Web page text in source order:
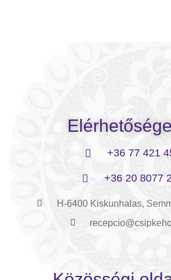
+36 77 421
+36 20 8077
H-6400 Kiskunhalas,